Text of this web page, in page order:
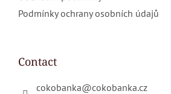
Podmínky ochrany osobních údajů
Contact
cokobanka@cokobanka.cz